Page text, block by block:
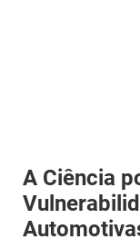
A Ciência